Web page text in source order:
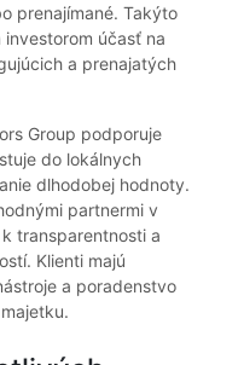
prenajímané. Takýto
účasť na
a prenajatých
Group podporuje
do lokálnych
dlhodobej hodnoty.
partnermi v
transparentnosti a
Klienti majú
a poradenstvo